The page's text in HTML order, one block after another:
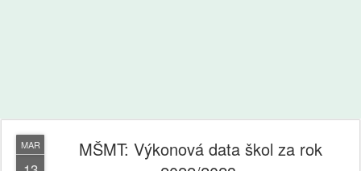
MAR
MŠMT: Výkonová data škol za rok